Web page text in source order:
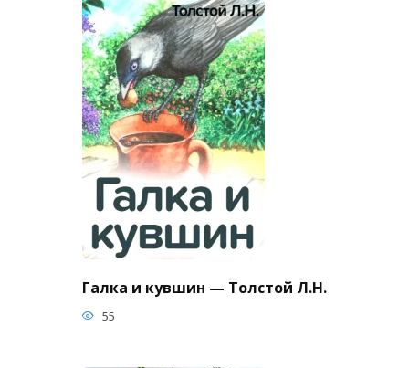
Галка и кувшин — Толстой Л.Н.
55